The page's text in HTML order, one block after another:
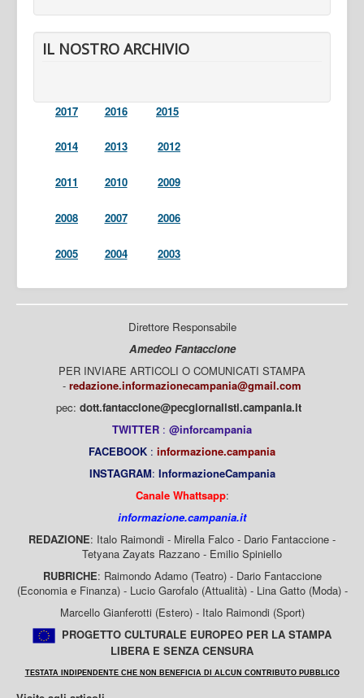
IL NOSTRO ARCHIVIO
2017 2016 2015
2014 2013 2012
2011 2010 2009
2008 2007 2006
2005 2004 2003
Direttore Responsabile
Amedeo Fantaccione
PER INVIARE ARTICOLI O COMUNICATI STAMPA
- redazione.informazionecampania@gmail.com
pec: dott.fantaccione@pecgiornalisti.campania.it
TWITTER : @inforcampania
FACEBOOK : informazione.campania
INSTAGRAM: InformazioneCampania
Canale Whattsapp:
informazione.campania.it
REDAZIONE: Italo Raimondi - Mirella Falco - Dario Fantaccione -
Tetyana Zayats Razzano - Emilio Spiniello
RUBRICHE: Raimondo Adamo (Teatro) - Dario Fantaccione
(Economia e Finanza) - Lucio Garofalo (Attualità) - Lina Gatto (Moda) -
Marcello Gianferotti (Estero) - Italo Raimondi (Sport)
PROGETTO CULTURALE EUROPEO PER LA STAMPA
LIBERA E SENZA CENSURA
TESTATA INDIPENDENTE CHE NON BENEFICIA DI ALCUN CONTRIBUTO PUBBLICO